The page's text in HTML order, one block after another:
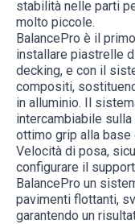
stabilità nelle parti
molto piccole.
BalancePro è il
installare piastrelle
decking, e con il
compositi,
in alluminio. Il
intercambiabile
ottimo grip alla
Velocità di posa,
configurare il
BalancePro un
pavimenti flottanti,
garantendo un